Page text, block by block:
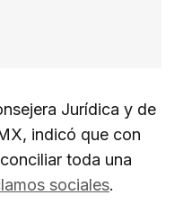
Jurídica y de
indicó que con
toda una
sociales.